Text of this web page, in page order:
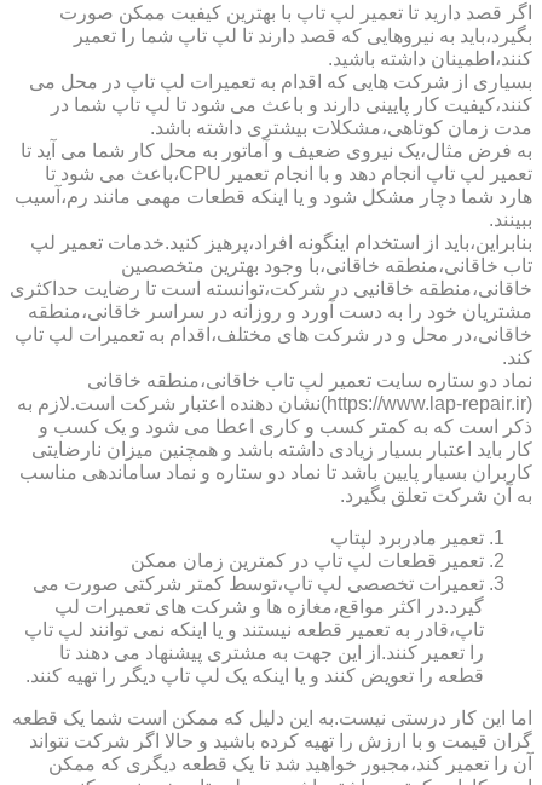
اگر قصد دارید تا تعمیر لپ تاپ با بهترین کیفیت ممکن صورت
بگیرد،باید به نیروهایی که قصد دارند تا لپ تاپ شما را تعمیر
کنند،اطمینان داشته باشید.
بسیاری از شرکت هایی که اقدام به تعمیرات لپ تاپ در محل می
کنند،کیفیت کار پایینی دارند و باعث می شود تا لپ تاپ شما در
مدت زمان کوتاهی،مشکلات بیشتری داشته باشد.
به فرض مثال،یک نیروی ضعیف و آماتور به محل کار شما می آید تا
تعمیر لپ تاپ انجام دهد و با انجام تعمیر CPU،باعث می شود تا
هارد شما دچار مشکل شود و یا اینکه قطعات مهمی مانند رم،آسیب
ببینند.
بنابراین،باید از استخدام اینگونه افراد،پرهیز کنید.خدمات تعمیر لپ
تاب خاقانی،منطقه خاقانی،با وجود بهترین متخصصین
خاقانی،منطقه خاقانیی در شرکت،توانسته است تا رضایت حداکثری
مشتریان خود را به دست آورد و روزانه در سراسر خاقانی،منطقه
خاقانی،در محل و در شرکت های مختلف،اقدام به تعمیرات لپ تاپ
کند.
نماد دو ستاره سایت تعمیر لپ تاب خاقانی،منطقه خاقانی
(https://www.lap-repair.ir)نشان دهنده اعتبار شرکت است.لازم به
ذکر است که به کمتر کسب و کاری اعطا می شود و یک کسب و
کار باید اعتبار بسیار زیادی داشته باشد و همچنین میزان نارضایتی
کاربران بسیار پایین باشد تا نماد دو ستاره و نماد ساماندهی مناسب
به آن شرکت تعلق بگیرد.
تعمیر مادربرد لپتاپ
تعمیر قطعات لپ تاپ در کمترین زمان ممکن
تعمیرات تخصصی لپ تاپ،توسط کمتر شرکتی صورت می
گیرد.در اکثر مواقع،مغازه ها و شرکت های تعمیرات لپ
تاپ،قادر به تعمیر قطعه نیستند و یا اینکه نمی توانند لپ تاپ
را تعمیر کنند.از این جهت به مشتری پیشنهاد می دهند تا
قطعه را تعویض کنند و یا اینکه یک لپ تاپ دیگر را تهیه کنند.
اما این کار درستی نیست.به این دلیل که ممکن است شما یک قطعه
گران قیمت و با ارزش را تهیه کرده باشید و حالا اگر شرکت نتواند
آن را تعمیر کند،مجبور خواهید شد تا یک قطعه دیگری که ممکن